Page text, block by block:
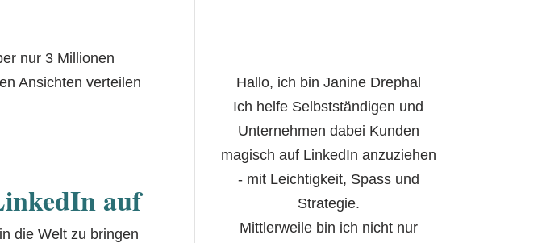
nur 3 Millionen
Ansichten verteilen
auf
die Welt zu bringen
Hallo, ich bin Janine Drephal
Ich helfe Selbstständigen und
Unternehmen dabei Kunden
magisch auf LinkedIn anzuziehen
- mit Leichtigkeit, Spass und
Strategie.
Mittlerweile bin ich nicht nur